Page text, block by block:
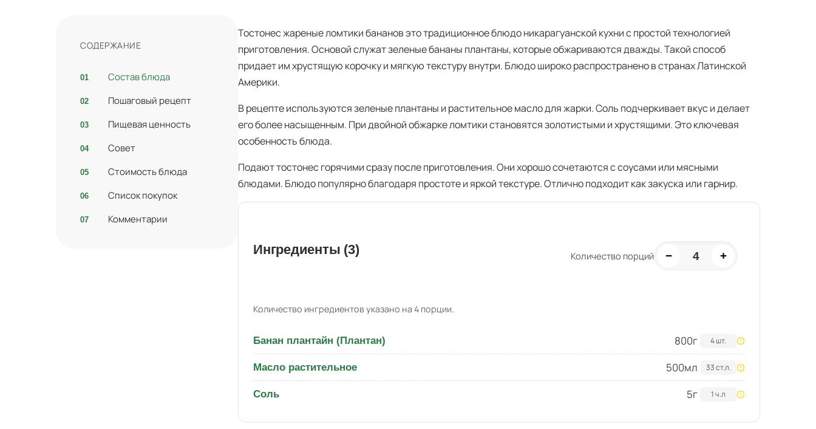
СОДЕРЖАНИЕ
Состав блюда
Пошаговый рецепт
Пищевая ценность
Совет
Стоимость блюда
Список покупок
Комментарии
Тостонес жареные ломтики бананов это традиционное блюдо никарагуанской кухни с простой технологией
приготовления. Основой служат зеленые бананы плантаны, которые обжариваются дважды. Такой способ
придает им хрустящую корочку и мягкую текстуру внутри. Блюдо широко распространено в странах Латинской
Америки.
В рецепте используются зеленые плантаны и растительное масло для жарки. Соль подчеркивает вкус и делает
его более насыщенным. При двойной обжарке ломтики становятся золотистыми и хрустящими. Это ключевая
особенность блюда.
Подают тостонес горячими сразу после приготовления. Они хорошо сочетаются с соусами или мясными
блюдами. Блюдо популярно благодаря простоте и яркой текстуре. Отлично подходит как закуска или гарнир.
Ингредиенты (3) Количество порций − 4 +
Количество ингредиентов указано на 4 порции.
Банан плантайн (Плантан) 800г 4 шт.
Масло растительное 500мл 33 ст.л.
Соль 5г 1 ч.л